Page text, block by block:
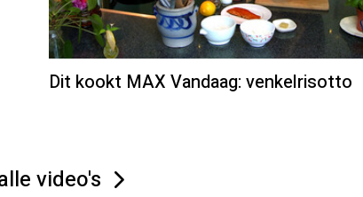
Dit kookt MAX Vandaag: venkelrisotto
video's